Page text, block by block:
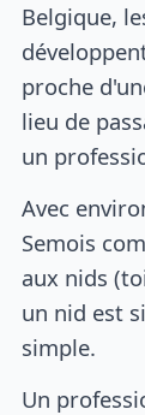
Belgique,
proche
lieu de
un
Avec
Semois
aux nids
un nid est
simple.
Un